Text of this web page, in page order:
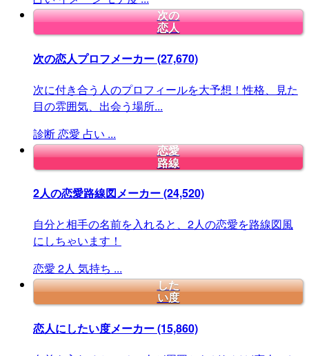
次の
恋人
次の恋人プロフメーカー(27,670)
次に付き合う人のプロフィールを大予想！性格、見た
目の雰囲気、出会う場所...
診断恋愛 占い ...
恋愛
路線
2人の恋愛路線図メーカー(24,520)
自分と相手の名前を入れると、2人の恋愛を路線図風
にしちゃいます！
恋愛 2人 気持ち ...
した
い度
恋人にしたい度メーカー(15,860)